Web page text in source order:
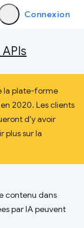
Connexion
la plate-forme
2020. Les clients
d'y avoir
plus sur la
contenu dans
par IA peuvent